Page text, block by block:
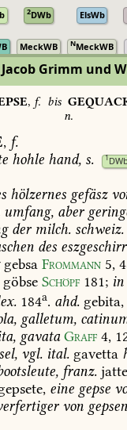
2DWb ElsWb
MeckWB NMeckWB
Grimm und
, f.bis
n.
, f.
hohle hand, s. 1
hölzernes gefäsz
umfang, aber
dermilch. schweiz.
des
gebsa Frommann 5,
göbse Schöpf 181; in
184a. ahd. gebita,
galletum,
gavata Graff 4,
vgl. ital. gavetta
franz.
eine gepse
von